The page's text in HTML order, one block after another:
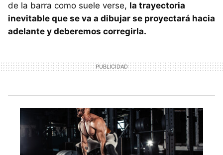
de la barra como suele verse, la trayectoria
inevitable que se va a dibujar se proyectará hacia
adelante y deberemos corregirla.